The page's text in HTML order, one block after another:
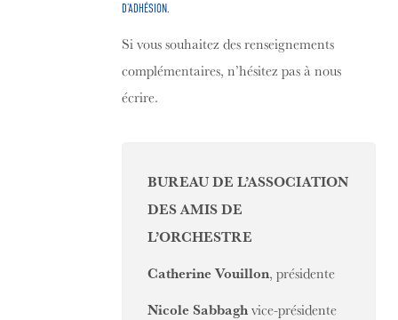
D’ADHÉSION.
Si vous souhaitez des renseignements
complémentaires, n’hésitez pas à nous
écrire.
BUREAU DE L’ASSOCIATION
DES AMIS DE
L’ORCHESTRE
Catherine Vouillon, présidente
Nicole Sabbaghvice-présidente